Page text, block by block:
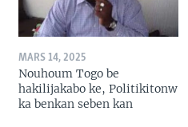
MARS 14, 2025
Nouhoum Togo be
hakilijakabo ke, Politikitonw
ka benkan seben kan